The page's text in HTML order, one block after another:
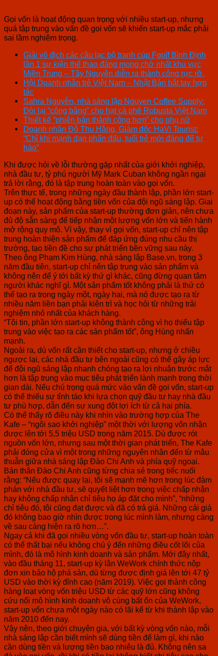
Gọi vốn là hoạt động quan trọng với nhiều start-up, nhưng
quá tập trung vào vấn đề gọi vốn sẽ khiến start-up mắc phải
sai lầm nghiêm trọng.
Giải vô địch các câu lạc bộ tranh cúp Fgolf Bình Định
lần 1 sự kiện thể thao đáng mong chờ nhất khu vực
Miền Trung – Tây Nguyên diễn ra thành công rực rỡ.
Hội Doanh nhân trẻ Việt Nam – Nhật Bản bắt tay hợp
tác
Sahra Nguyễn, nhà sáng lập Nguyen Coffee Supply:
Đòi lại “công bằng” cho hạt cà phê Robusta Việt Nam
Thiết kế “phiên bản thành công hơn” cho phụ nữ
Doanh nhân Đỗ Thu Hằng, Giám đốc HaVi Tourist:
“Chỉ khi mạnh dạn phấn đấu, tuổi trẻ mới đáng để tự
hào”
Khi được hỏi về lỗi thường gặp nhất của giới khởi nghiệp,
nhà đầu tư, tỷ phú người Mỹ Mark Cuban không ngần ngại
trả lời rằng, đó là tập trung hoàn toàn vào gọi vốn.
Trên thực tế, trong những ngày đầu thành lập, phần lớn start-
up có thể hoạt động bằng tiền vốn của đội ngũ sáng lập. Giai
đoạn này, sản phẩm của start-up thường đơn giản, nên chưa
đủ độ sẵn sàng để tiếp nhận một lượng vốn lớn và tiến hành
mở rộng quy mô. Vì vậy, thay vì gọi vốn, start-up chỉ nên tập
trung hoàn thiện sản phẩm để đáp ứng đúng nhu cầu thị
trường, tạo tiền đề cho sự phát triển bền vững sau này.
Theo ông Phạm Kim Hùng, nhà sáng lập Base.vn, trong 3
năm đầu tiên, start-up chỉ nên tập trung vào sản phẩm và
không nên để ý tới bất kỳ thứ gì khác, cũng đừng quan tâm
người khác nghĩ gì. Một sản phẩm tốt không phải là thứ có
thể tạo ra trong ngày một, ngày hai, mà nó được tạo ra từ
nhiều năm liền bạn phải kiên trì và học hỏi từ những trải
nghiệm nhỏ nhất của khách hàng.
“Tôi tin, phần lớn start-up không thành công vì họ thiếu tập
trung vào việc tạo ra các sản phẩm tốt”, ông Hùng nhấn
mạnh.
Ngoài ra, dù vốn rất cần thiết cho start-up, nhưng ở chiều
ngược lại, các nhà đầu tư bên ngoài cũng có thể gây áp lực
để đội ngũ sáng lập nhanh chóng tạo ra lợi nhuận trước mắt
hơn là tập trung vào mục tiêu phát triển lành mạnh trong thời
gian dài. Nếu chú trọng quá mức vào vấn đề gọi vốn, start-up
có thể thiếu sự tỉnh táo khi lựa chọn quỹ đầu tư hay nhà đầu
tư phù hợp, dẫn đến sự xung đột lợi ích từ cả hai phía.
Có thể thấy rõ điều này khi nhìn vào trường hợp của The
Kafe – “ngôi sao khởi nghiệp” một thời với lượng vốn nhận
được lên tới 5,5 triệu USD trong năm 2015. Dù được rót
nguồn vốn lớn, nhưng sau một thời gian phát triển, The Kafe
phải đóng cửa vì một trong những nguyên nhân đến từ mâu
thuẫn giữa nhà sáng lập Đào Chi Anh và phía quỹ ngoại.
Bản thân Đào Chi Anh cũng từng chia sẻ trong tiếc nuối
rằng: “Nếu được quay lại, tôi sẽ mạnh mẽ hơn trong lúc đàm
phán với nhà đầu tư, sẽ quyết liệt hơn trong việc chấp nhận
hay không chấp nhận chỉ tiêu họ áp đặt cho mình”, “những
chỉ tiêu đó, tôi cũng đạt được và đã có trả giá. Những cái giá
đó không bao giờ nhìn được trong lúc mình làm, nhưng càng
về sau càng hiện ra rõ hơn…”.
Ngay cả khi đã gọi nhiều vòng vốn đầu tư, start-up hoàn toàn
có thể thất bại nếu không chú ý đến những điều cốt lõi của
mình, đó là mô hình kinh doanh và sản phẩm. Mới đây nhất,
vào đầu tháng 11, start-up kỳ lân WeWork chính thức nộp
đơn xin bảo hộ phá sản, dù từng được định giá lên tới 47 tỷ
USD vào thời kỳ đỉnh cao (năm 2019). Việc gọi thành công
hàng loạt vòng vốn triệu USD từ các quỹ lớn cũng không
cứu nổi mô hình kinh doanh vô cùng bất ổn của WeWork,
start-up vốn chưa một ngày nào có lãi kể từ khi thành lập vào
năm 2010 đến nay.
Vậy nên, theo giới chuyên gia, với bất kỳ vòng vốn nào, mỗi
nhà sáng lập cần biết mình sẽ dùng tiền để làm gì, khi nào
cần dùng tiền và lượng tiền bao nhiêu là đủ. Không nên sa